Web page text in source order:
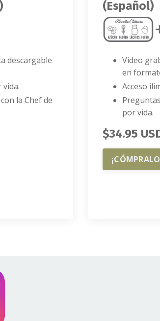
descargable
vida.
la Chef de
(Español)
Video
en
Acceso
por vida.
$34.95